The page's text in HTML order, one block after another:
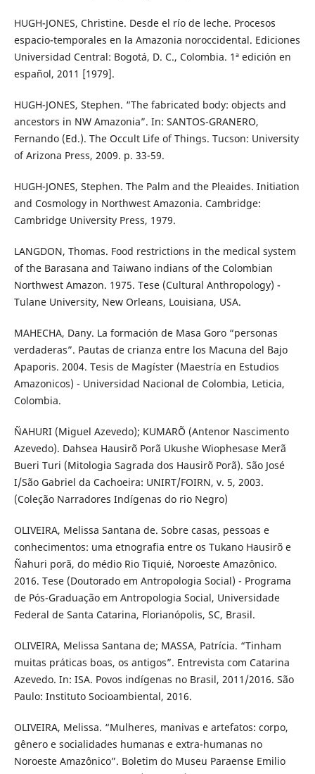
HUGH-JONES, Christine. Desde el río de leche. Procesos
espacio-temporales en la Amazonia noroccidental. Ediciones
Universidad Central: Bogotá, D. C., Colombia. 1ª edición en
español, 2011 [1979].
HUGH-JONES, Stephen. “The fabricated body: objects and
ancestors in NW Amazonia”. In: SANTOS-GRANERO,
Fernando (Ed.). The Occult Life of Things. Tucson: University
of Arizona Press, 2009. p. 33-59.
HUGH-JONES, Stephen. The Palm and the Pleaides. Initiation
and Cosmology in Northwest Amazonia. Cambridge:
Cambridge University Press, 1979.
LANGDON, Thomas. Food restrictions in the medical system
of the Barasana and Taiwano indians of the Colombian
Northwest Amazon. 1975. Tese (Cultural Anthropology) -
Tulane University, New Orleans, Louisiana, USA.
MAHECHA, Dany. La formación de Masa Goro “personas
verdaderas”. Pautas de crianza entre los Macuna del Bajo
Apaporis. 2004. Tesis de Magíster (Maestría en Estudios
Amazonicos) - Universidad Nacional de Colombia, Leticia,
Colombia.
ÑAHURI (Miguel Azevedo); KUMARÕ (Antenor Nascimento
Azevedo). Dahsea Hausirõ Porã Ukushe Wiophesase Merã
Bueri Turi (Mitologia Sagrada dos Hausirõ Porã). São José
I/São Gabriel da Cachoeira: UNIRT/FOIRN, v. 5, 2003.
(Coleção Narradores Indígenas do rio Negro)
OLIVEIRA, Melissa Santana de. Sobre casas, pessoas e
conhecimentos: uma etnografia entre os Tukano Hausirõ e
Ñahuri porã, do médio Rio Tiquié, Noroeste Amazônico.
2016. Tese (Doutorado em Antropologia Social) - Programa
de Pós-Graduação em Antropologia Social, Universidade
Federal de Santa Catarina, Florianópolis, SC, Brasil.
OLIVEIRA, Melissa Santana de; MASSA, Patrícia. “Tinham
muitas práticas boas, os antigos”. Entrevista com Catarina
Azevedo. In: ISA. Povos indígenas no Brasil, 2011/2016. São
Paulo: Instituto Socioambiental, 2016.
OLIVEIRA, Melissa. “Mulheres, manivas e artefatos: corpo,
gênero e socialidades humanas e extra-humanas no
Noroeste Amazônico”. Boletim do Museu Paraense Emilio